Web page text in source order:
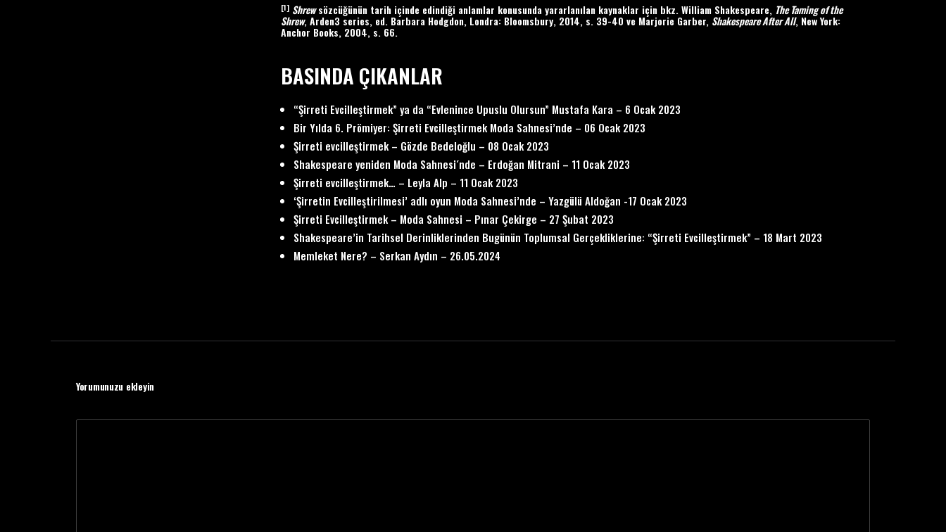
[1] Shrewsözcüğünün tarih içinde edindiği anlamlar konusunda yararlanılan kaynaklar için bkz. William Shakespeare, The Taming of the
Shrew, Arden3 series, ed. Barbara Hodgdon, Londra: Bloomsbury, 2014, s. 39-40 ve Marjorie Garber, Shakespeare After All, New York:
Anchor Books, 2004, s. 66.
BASINDA ÇIKANLAR
“Şirreti Evcilleştirmek” ya da “Evlenince Upuslu Olursun” Mustafa Kara – 6 Ocak 2023
Bir Yılda 6. Prömiyer: Şirreti Evcilleştirmek Moda Sahnesi’nde – 06 Ocak 2023
Şirreti evcilleştirmek – Gözde Bedeloğlu – 08 Ocak 2023
Shakespeare yeniden Moda Sahnesi´nde – Erdoğan Mitrani – 11 Ocak 2023
Şirreti evcilleştirmek… – Leyla Alp – 11 Ocak 2023
‘Şirretin Evcilleştirilmesi’ adlı oyun Moda Sahnesi’nde – Yazgülü Aldoğan -17 Ocak 2023
Şirreti Evcilleştirmek – Moda Sahnesi – Pınar Çekirge – 27 Şubat 2023
Shakespeare’in Tarihsel Derinliklerinden Bugünün Toplumsal Gerçekliklerine: “Şirreti Evcilleştirmek” – 18 Mart 2023
Memleket Nere? – Serkan Aydın – 26.05.2024
Yorumunuzu ekleyin